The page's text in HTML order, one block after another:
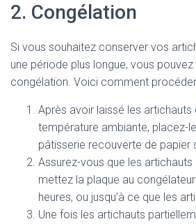
2. Congélation
Si vous souhaitez conserver vos
une période plus longue, vous
congélation. Voici comment
Après avoir laissé les artichauts
température ambiante, placez-
pâtisserie recouverte de papier
Assurez-vous que les
mettez la plaque au
heures, ou jusqu’à ce que les
Une fois les artichauts